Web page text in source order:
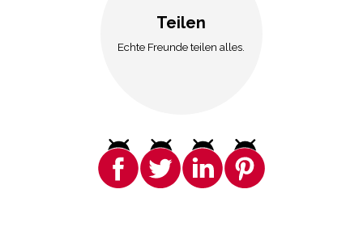
Teilen
Echte Freunde teilen alles.